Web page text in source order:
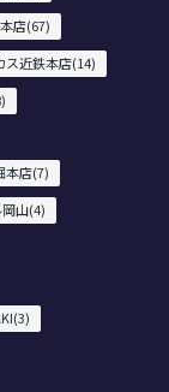
店(67)
ス近鉄本店(14)
本店(7)
山(4)